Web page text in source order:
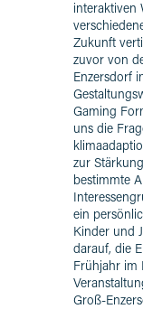
interaktiven
Zukunft
zuvor von
Enzersdorf
Gaming
uns die
zur
bestimmte
ein
Kinder und
darauf, die
Frühjahr im
Groß-